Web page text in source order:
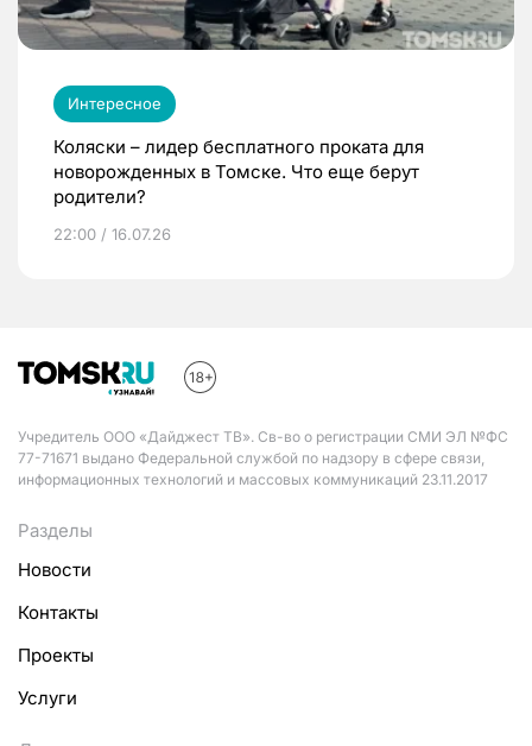
Интересное
Коляски – лидер бесплатного проката для
новорожденных в Томске. Что еще берут
родители?
22:00 / 16.07.26
Учредитель ООО «Дайджест ТВ». Св-во о регистрации СМИ ЭЛ №ФС
77-71671 выдано Федеральной службой по надзору в сфере связи,
информационных технологий и массовых коммуникаций 23.11.2017
Разделы
Новости
Контакты
Проекты
Услуги